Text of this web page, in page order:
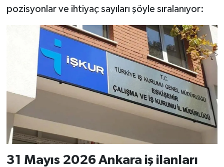
pozisyonlar ve ihtiyaç sayıları şöyle sıralanıyor:
31 Mayıs 2026 Ankara iş ilanları